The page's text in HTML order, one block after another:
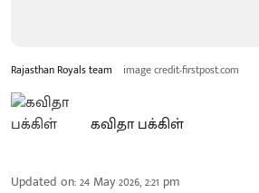
Rajasthan Royals team image credit-firstpost.com
கவிதா பக்கிள்
Updated on:24 May 2026, 2:21 pm